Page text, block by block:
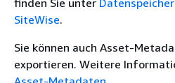
SiteWise.
Sie können auch Asset-
exportieren. Weitere